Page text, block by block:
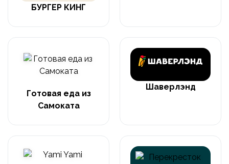
БУРГЕР КИНГ
Готовая еда из
Самоката
Шаверлэнд